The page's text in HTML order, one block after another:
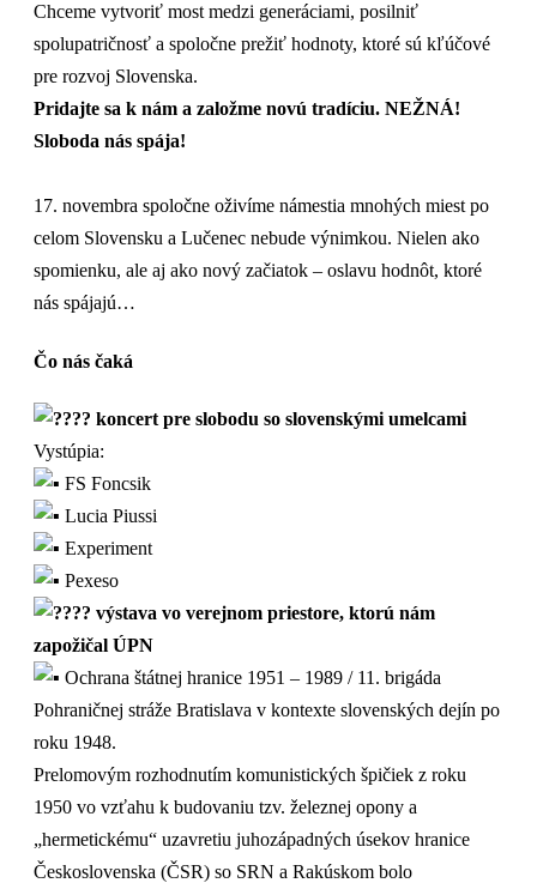
Chceme vytvoriť most medzi generáciami, posilniť
spolupatričnosť a spoločne prežiť hodnoty, ktoré sú kľúčové
pre rozvoj Slovenska.
Pridajte sa k nám a založme novú tradíciu. NEŽNÁ!
Sloboda nás spája!
17. novembra spoločne oživíme námestia mnohých miest po
celom Slovensku a Lučenec nebude výnimkou. Nielen ako
spomienku, ale aj ako nový začiatok – oslavu hodnôt, ktoré
nás spájajú…
Čo nás čaká
koncert pre slobodu so slovenskými umelcami
Vystúpia:
FS Foncsik
Lucia Piussi
Experiment
Pexeso
výstava vo verejnom priestore, ktorú nám
zapožičal ÚPN
Ochrana štátnej hranice 1951 – 1989 / 11. brigáda
Pohraničnej stráže Bratislava v kontexte slovenských dejín po
roku 1948.
Prelomovým rozhodnutím komunistických špičiek z roku
1950 vo vzťahu k budovaniu tzv. železnej opony a
„hermetickému“ uzavretiu juhozápadných úsekov hranice
Československa (ČSR) so SRN a Rakúskom bolo